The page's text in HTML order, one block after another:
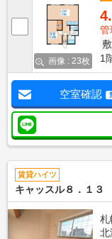
画像 : 23枚
管
敷
1
空室確認
賃貸ハイツ
キャッスル８．１３
札
北